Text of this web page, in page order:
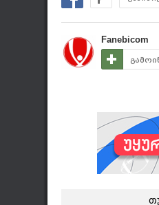
Fanebicom